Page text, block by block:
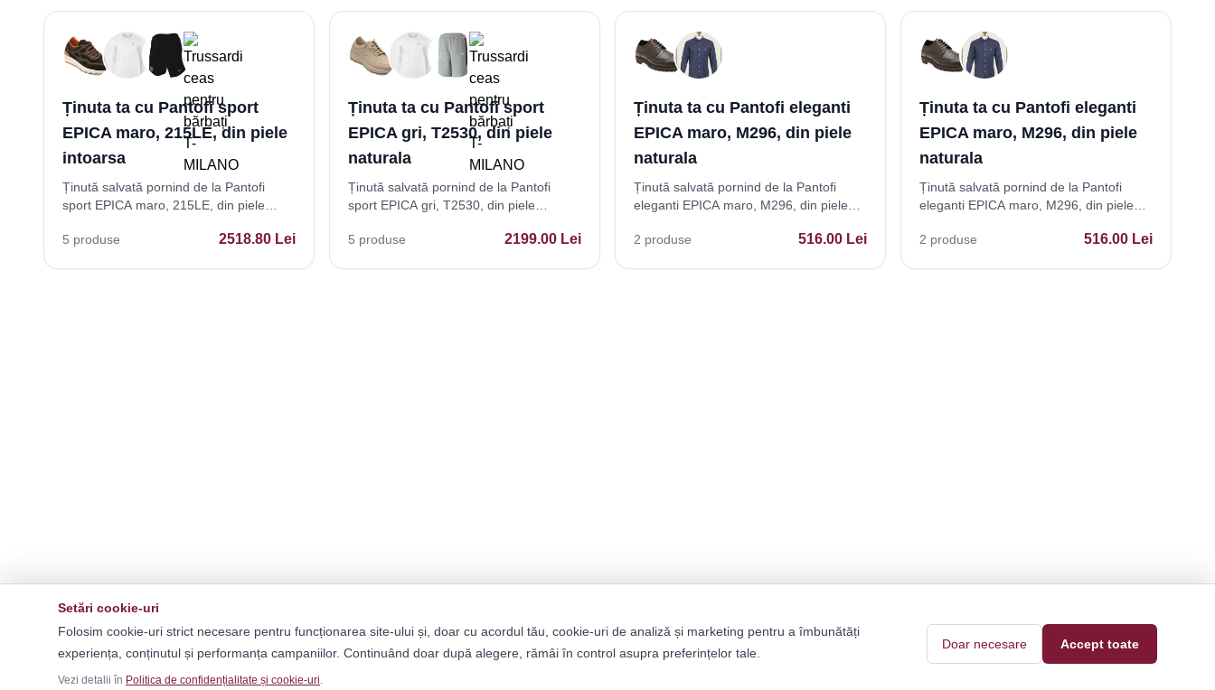
Ținuta ta cu Pantofi sport
EPICA maro, 215LE, din piele
intoarsa
Ținută salvată pornind de la Pantofi
sport EPICA maro, 215LE, din piele
5 produse 2518.80 Lei
Ținuta ta cu Pantofi sport
EPICA gri, T2530, din piele
naturala
Ținută salvată pornind de la Pantofi
sport EPICA gri, T2530, din piele
5 produse 2199.00 Lei
Ținuta ta cu Pantofi eleganti
EPICA maro, M296, din piele
naturala
Ținută salvată pornind de la Pantofi
eleganti EPICA maro, M296, din piele
2 produse 516.00 Lei
Ținuta ta cu Pantofi eleganti
EPICA maro, M296, din piele
naturala
Ținută salvată pornind de la Pantofi
eleganti EPICA maro, M296, din piele
2 produse 516.00 Lei
Setări cookie-uri
Folosim cookie-uri strict necesare pentru funcționarea site-ului și, doar cu acordul tău, cookie-uri de analiză și marketing pentru a îmbunătăți
experiența, conținutul și performanța campaniilor. Continuând doar după alegere, rămâi în control asupra preferințelor tale.
Vezi detalii în Politica de confidențialitate și cookie-uri.
Doar necesare Accept toate